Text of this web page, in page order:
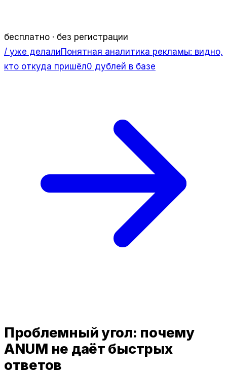
бесплатно · без регистрации
/ уже делалиПонятная аналитика рекламы: видно,
кто откуда пришёл0 дублей в базе
Проблемный угол: почему
ANUM не даёт быстрых
ответов